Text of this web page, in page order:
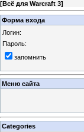
[Всё для Warcraft 3]
Форма входа
Логин:
Пароль:
запомнить
Меню сайта
Categories